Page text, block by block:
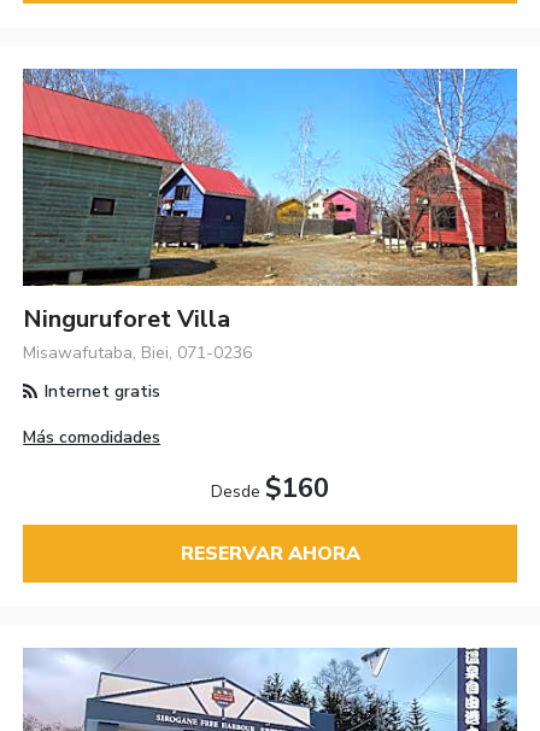
Ninguruforet Villa
Misawafutaba, Biei, 071-0236
Internet gratis
Más comodidades
Desde $160
RESERVAR AHORA